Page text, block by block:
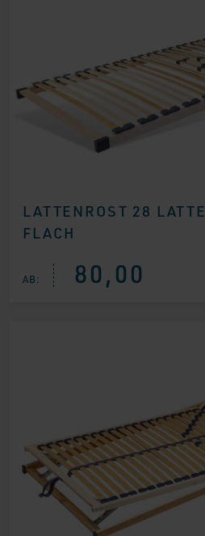
LATTENROST 28
FLACH
AB: 80,00